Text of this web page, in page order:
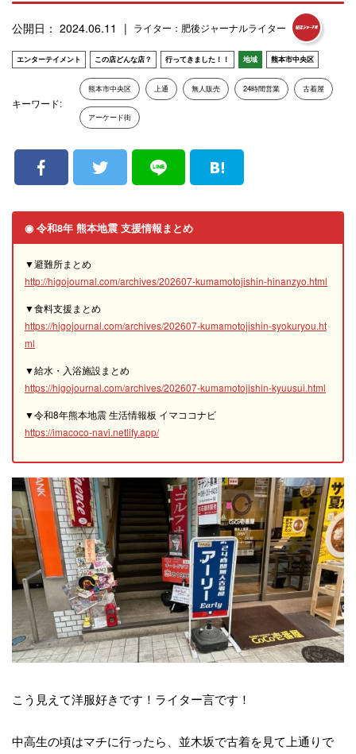
公開日： 2024.06.11 ライター：肥後ジャーナルライター
エンターテイメント この店どんな店？ 行ってきました！！ 地域 熊本市中央区
キーワード:
熊本市中央区 上通 無人販売 24時間営業 古着屋
アーケード街
◉ 令和8年 熊本地震 支援情報まとめ
▼避難所まとめ
http://higojournal.com/archives/202607-kumamotojishin-hinanzyo.html
▼食料支援まとめ
https://higojournal.com/archives/202607-kumamotojishin-syokuryou.ht
ml
▼給水・入浴施設まとめ
https://higojournal.com/archives/202607-kumamotojishin-kyuusui.html
▼令和8年熊本地震 生活情報板 イマココナビ
https://imacoco-navi.netlify.app/
こう見えて洋服好きです！ライター言です！
中高生の頃はマチに行ったら、並木坂で古着を見て上通りで